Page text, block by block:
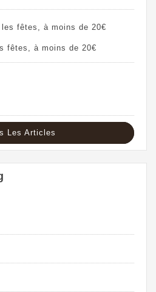
fêtes, à moins de 20€
Les Articles